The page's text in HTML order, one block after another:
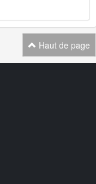
Haut de page